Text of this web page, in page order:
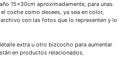
15x30cm aproximadamente, para unas
coche como desees, ya sea en color,
con las fotos que lo representen y lo
extra u otro bizcocho para aumentar
en productos relacionados.